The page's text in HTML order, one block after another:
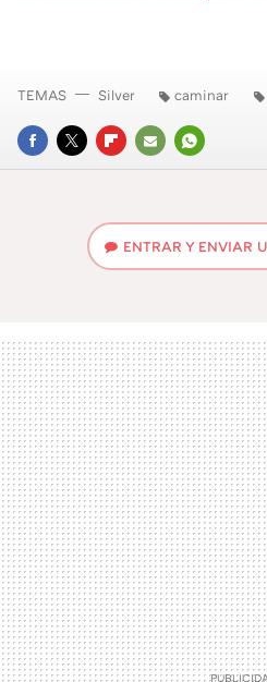
FACEBOOK
TWITTERFLIPBOARD
E-
WHATSAPP
TEMAS Silver caminar
ENTRAR Y ENVIAR